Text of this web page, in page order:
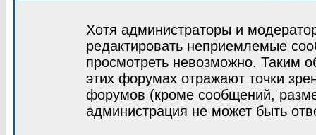
Хотя администраторы и
редактировать неприемлемые
просмотреть невозможно. Таким
этих форумах отражают точки
форумов (кроме сообщений,
администрация не может быть